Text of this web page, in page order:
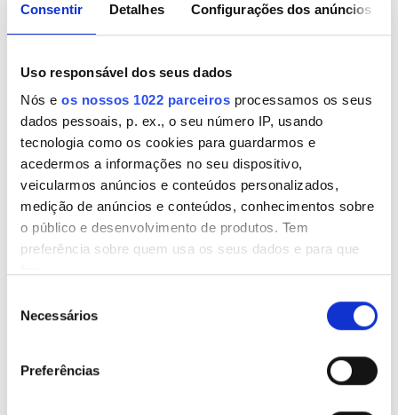
Consentir Detalhes Configurações dos anúncios
Uso responsável dos seus dados
Nós e os nossos 1022 parceiros processamos os seus
dados pessoais, p. ex., o seu número IP, usando
tecnologia como os cookies para guardarmos e
acedermos a informações no seu dispositivo,
veicularmos anúncios e conteúdos personalizados,
medição de anúncios e conteúdos, conhecimentos sobre
o público e desenvolvimento de produtos. Tem
preferência sobre quem usa os seus dados e para que
Se permitir, gostaríamos também de:
geográfica as quais podem ter uma precisão de
vários metros
Necessários
Preferências
Estacionamento Grátis
Preço
0-100 EUR
100 - 200 EUR
200 - 300 EUR
300+ EUR
Todos os Turnos
Centro de Diálisis Diaverum Santander II
Santander, Espanha
3,8 km do centro da cidade
Refeições
Ecrãs de televisão
Por tratamento
Reservar